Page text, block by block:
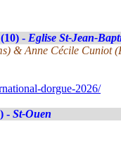
- Eglise St-Jean-
& Anne Cécile Cuniot
dorgue-2026/
- St-Ouen